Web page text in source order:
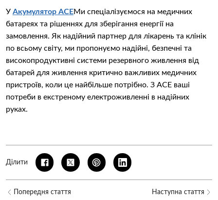
У Акумулятор ACEМи спеціалізуємося на медичних
батареях та рішеннях для зберігання енергії на
замовлення. Як надійний партнер для лікарень та клінік
по всьому світу, ми пропонуємо надійні, безпечні та
високопродуктивні системи резервного живлення від
батарей для живлення критично важливих медичних
пристроїв, коли це найбільше потрібно. З ACE ваші
потреби в екстреному електроживленні в надійних
руках.
Ділити
Попередня стаття Наступна стаття